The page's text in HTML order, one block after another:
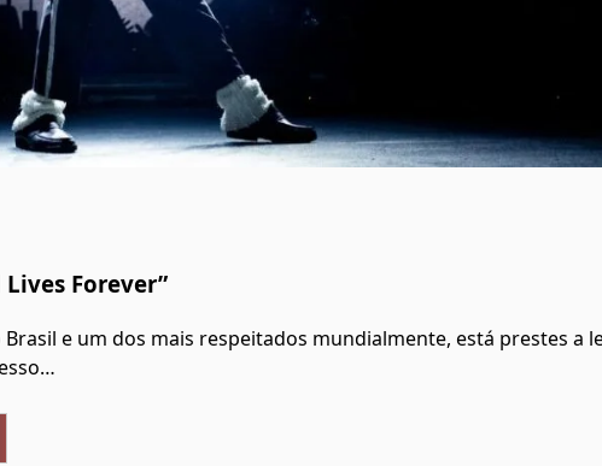
Forever”
e um dos mais respeitados mundialmente, está prestes a